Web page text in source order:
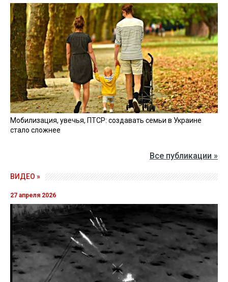
Мобилизация, увечья, ПТСР: создавать семьи в Украине
стало сложнее
Все публикации »
ВИДЕО »
27 апреля 2026